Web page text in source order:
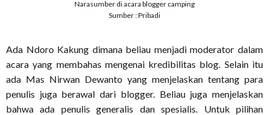
Narasumber di acara blogger camping
Sumber : Pribadi
Ada Ndoro Kakung dimana beliau menjadi moderator dalam
acara yang membahas mengenai kredibilitas blog. Selain itu
ada Mas Nirwan Dewanto yang menjelaskan tentang para
penulis juga berawal dari blogger. Beliau juga menjelaskan
bahwa ada penulis generalis dan spesialis. Untuk pilihan